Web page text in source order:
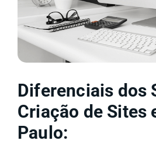
Diferenciais dos
Criação de Sites
Paulo: